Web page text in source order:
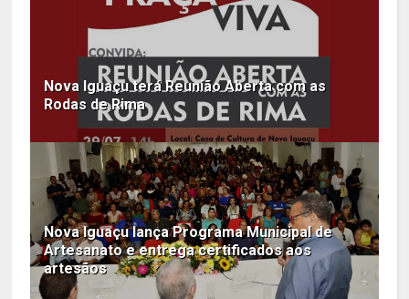
Nova Iguaçu terá Reunião Aberta com as
Rodas de Rima
Nova Iguaçu lança Programa Municipal de
Artesanato e entrega certificados aos
artesãos